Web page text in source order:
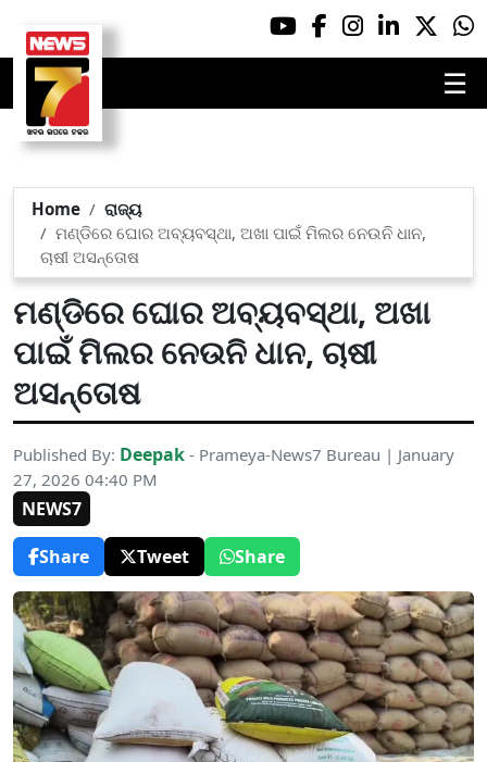
☰
Home
ରାଜ୍ୟ
ମଣ୍ଡିରେ ଘୋର ଅବ୍ୟବସ୍ଥା, ଅଖା ପାଇଁ ମିଲର ନେଉନି ଧାନ,
ଚାଷୀ ଅସନ୍ତୋଷ
ମଣ୍ଡିରେ ଘୋର ଅବ୍ୟବସ୍ଥା, ଅଖା
ପାଇଁ ମିଲର ନେଉନି ଧାନ, ଚାଷୀ
ଅସନ୍ତୋଷ
Published By: Deepak - Prameya-News7 Bureau | January
27, 2026 04:40 PM
NEWS7
Share
Tweet Share